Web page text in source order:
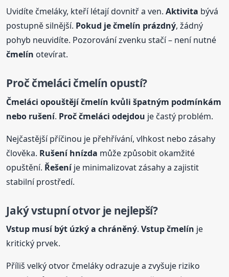
Uvidíte čmeláky, kteří létají dovnitř a ven.Aktivita bývá
postupně silnější. Pokud ječmelín prázdný, žádný
pohyb neuvidíte. Pozorování zvenku stačí – není nutné
čmelín otevírat.
Proč čmeláci čmelín opustí?
Čmeláci opouštějíčmelín kvůli špatným podmínkám
nebo rušení. Proč čmeláci odejdou je častý problém.
Nejčastější příčinou je přehřívání, vlhkost nebo zásahy
člověka. Rušení hnízda může způsobit okamžité
opuštění. Řešeníje minimalizovat zásahy a zajistit
stabilní prostředí.
Jaký vstupní otvor je nejlepší?
Vstup musí být úzký a chráněný.Vstupčmelín je
kritický prvek.
Příliš velký otvor čmeláky odrazuje a zvyšuje riziko